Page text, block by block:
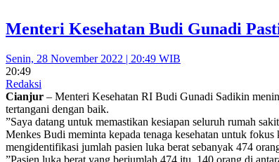
Menteri Kesehatan Budi Gunadi
Senin, 28 November 2022 | 20:49 WIB
20:49
Redaksi
Cianjur – Menteri Kesehatan RI Budi Gunadi Sadikin
tertangani dengan baik.
”Saya datang untuk memastikan kesiapan seluruh rumah
Menkes Budi meminta kepada tenaga kesehatan untuk
mengidentifikasi jumlah pasien luka berat sebanyak 474